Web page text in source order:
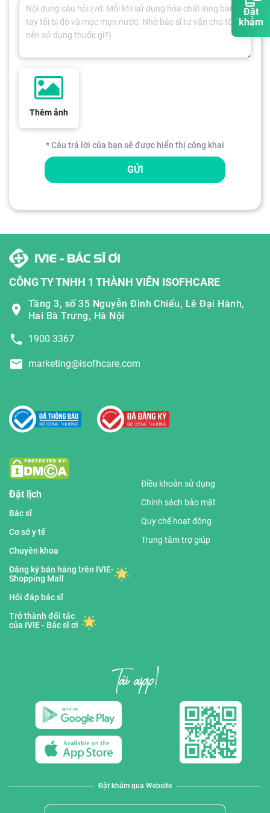
Đặt
khám
Thêm ảnh
* Câu trả lời của bạn sẽ được hiển thị công khai
GỬI
CÔNG TY TNHH 1 THÀNH VIÊN ISOFHCARE
Tầng 3, số 35 Nguyễn Đình Chiểu, Lê Đại Hành,
Hai Bà Trưng, Hà Nội
1900 3367
marketing@isofhcare.com
Đặt lịch
Bác sĩ
Cơ sở y tế
Chuyên khoa
Đăng ký bán hàng trên IVIE-
Shopping Mall
Hỏi đáp bác sĩ
Trở thành đối tác
của IVIE - Bác sĩ ơi
Điều khoản sử dụng
Chính sách bảo mật
Quy chế hoạt động
Trung tâm trợ giúp
Đặt khám qua Website